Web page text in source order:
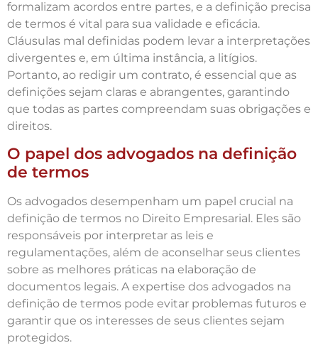
formalizam acordos entre partes, e a definição precisa
de termos é vital para sua validade e eficácia.
Cláusulas mal definidas podem levar a interpretações
divergentes e, em última instância, a litígios.
Portanto, ao redigir um contrato, é essencial que as
definições sejam claras e abrangentes, garantindo
que todas as partes compreendam suas obrigações e
direitos.
O papel dos advogados na definição
de termos
Os advogados desempenham um papel crucial na
definição de termos no Direito Empresarial. Eles são
responsáveis por interpretar as leis e
regulamentações, além de aconselhar seus clientes
sobre as melhores práticas na elaboração de
documentos legais. A expertise dos advogados na
definição de termos pode evitar problemas futuros e
garantir que os interesses de seus clientes sejam
protegidos.